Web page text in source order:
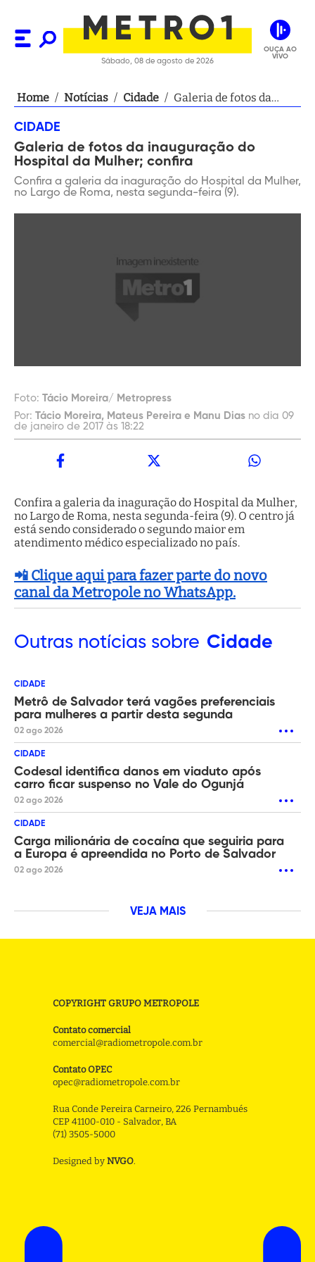
Sábado, 08 de agosto de 2026
OUÇA AO
VIVO
Home / Notícias / Cidade / Galeria de fotos da
confira
CIDADE
Galeria de fotos da inauguração do
Hospital da Mulher; confira
Confira a galeria da inaguração do Hospital da Mulher,
no Largo de Roma, nesta segunda-feira (9).
Foto: Tácio Moreira/ Metropress
Por: Tácio Moreira, Mateus Pereira e Manu Dias no dia 09
de janeiro de 2017 às 18:22
Confira a galeria da inaguração do Hospital da Mulher,
no Largo de Roma, nesta segunda-feira (9). O centro já
está sendo considerado o segundo maior em
atendimento médico especializado no país.
📲 Clique aqui para fazer parte do novo
canal da Metropole no WhatsApp.
Outras notícias sobre Cidade
CIDADE
Metrô de Salvador terá vagões preferenciais
para mulheres a partir desta segunda
02 ago 2026
CIDADE
Codesal identifica danos em viaduto após
carro ficar suspenso no Vale do Ogunjá
02 ago 2026
CIDADE
Carga milionária de cocaína que seguiria para
a Europa é apreendida no Porto de Salvador
02 ago 2026
VEJA MAIS
COPYRIGHT GRUPO METROPOLE
Contato comercial
comercial@radiometropole.com.br
Contato OPEC
opec@radiometropole.com.br
Rua Conde Pereira Carneiro, 226 Pernambués
CEP 41100-010 - Salvador, BA
(71) 3505-5000
Designed by NVGO.